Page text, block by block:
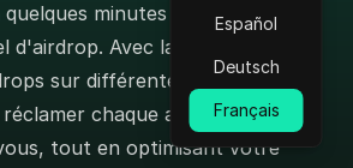
Español
Deutsch
Français
minutes pour maximiser
Avec la possibilité de
sur différentes plateformes,
chaque airdrop qui se
tout en optimisant votre